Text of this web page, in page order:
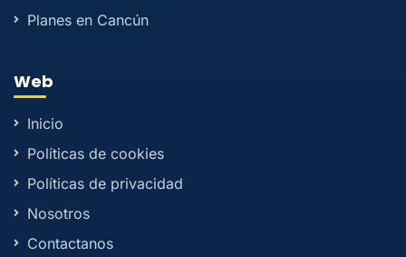
Planes en Cancún
Web
Inicio
Políticas de cookies
Políticas de privacidad
Nosotros
Contactanos